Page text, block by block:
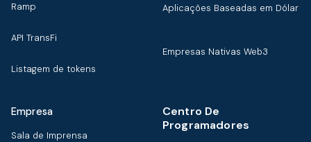
Ramp
API TransFi
Listagem de tokens
Aplicações Baseadas em Dólar
Empresas Nativas Web3
Empresa
Sala de Imprensa
Centro De
Programadores